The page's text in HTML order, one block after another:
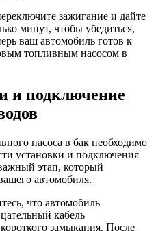
зажигание и дайте
минут, чтобы убедиться,
ваш автомобиль готов к
топливным насосом в
и подключение
насоса в бак необходимо
установки и подключения
этап, который
автомобиля.
что автомобиль
кабель
замыкания. После